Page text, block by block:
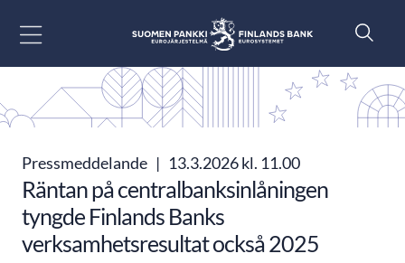
Pressmeddelande | 13.3.2026 kl. 11.00
Räntan på centralbanksinlåningen
tyngde Finlands Banks
verksamhetsresultat också 2025